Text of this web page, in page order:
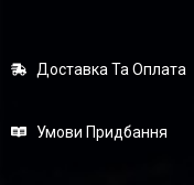
Доставка Та Оплата
Умови Придбання